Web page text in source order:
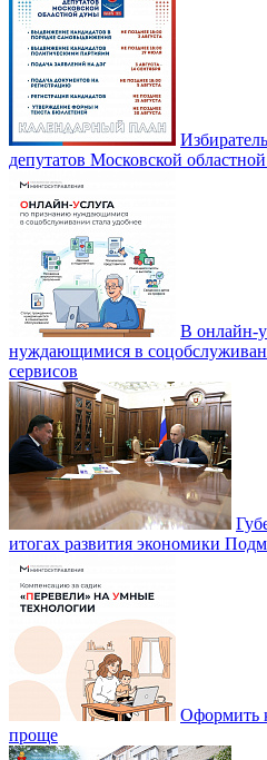
депутатов Московской
В онлайн-
нуждающимися в
сервисов
итогах развития экономики
Оформить
проще